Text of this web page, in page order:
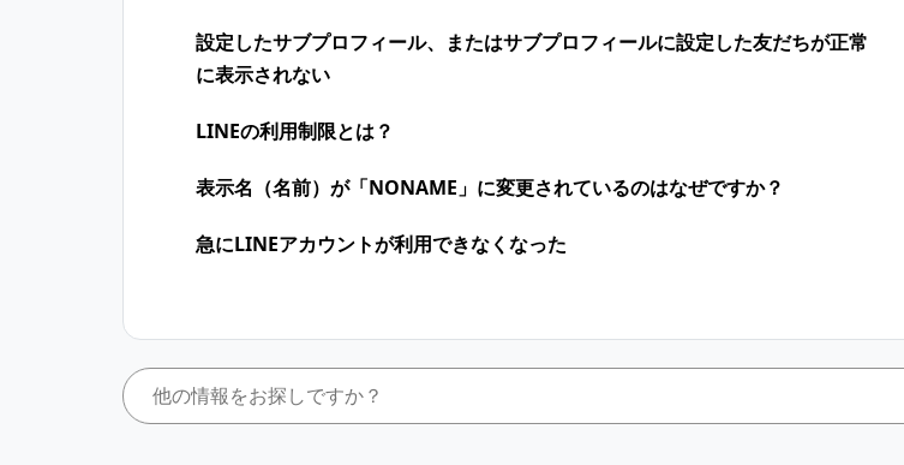
設定したサブプロフィール、またはサブプロフィールに設定した友だちが正常
に表示されない
LINEの利用制限とは？
表示名（名前）が「NONAME」に変更されているのはなぜですか？
急にLINEアカウントが利用できなくなった